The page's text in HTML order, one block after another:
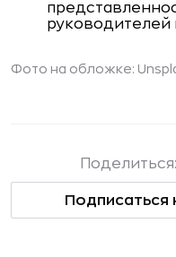
руководителей
Фото на обложке:
Подписаться
Поделиться: